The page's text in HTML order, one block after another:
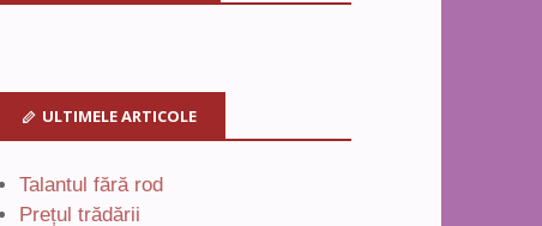
ULTIMELE ARTICOLE
Talantul fără rod
Prețul trădării